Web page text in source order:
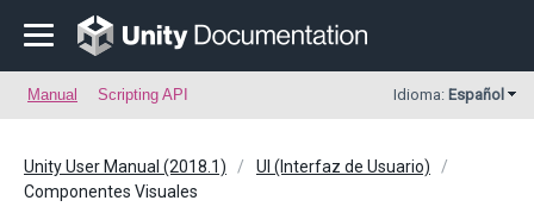
Manual Scripting API Idioma: Español
Unity User Manual (2018.1)
UI (Interfaz de Usuario)
Componentes Visuales